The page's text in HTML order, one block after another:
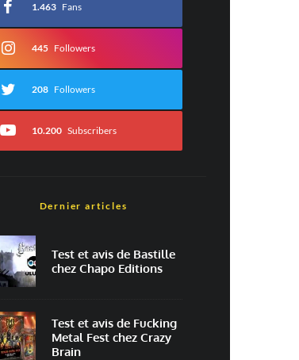
1.463 Fans
445 Followers
208 Followers
10.200 Subscribers
Dernier articles
Test et avis de Bastille
chez Chapo Editions
Test et avis de Fucking
Metal Fest chez Crazy
Brain